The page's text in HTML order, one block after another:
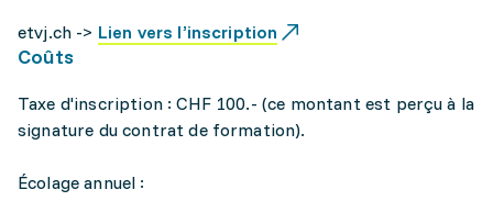
etvj.ch -> Lien vers l’inscription
Coûts
Taxe d'inscription : CHF 100.- (ce montant est perçu à la
signature du contrat de formation).
Écolage annuel :